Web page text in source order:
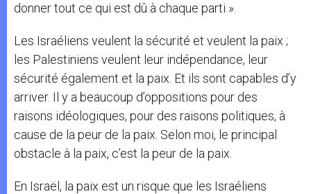
donner tout ce qui est dû à chaque parti ».
Les Israéliens veulent la sécurité et veulent la paix ;
les Palestiniens veulent leur indépendance, leur
sécurité également et la paix. Et ils sont capables d’y
arriver. Il y a beaucoup d’oppositions pour des
raisons idéologiques, pour des raisons politiques, à
cause de la peur de la paix. Selon moi, le principal
obstacle à la paix, c’est la peur de la paix.
En Israël, la paix est un risque que les Israéliens